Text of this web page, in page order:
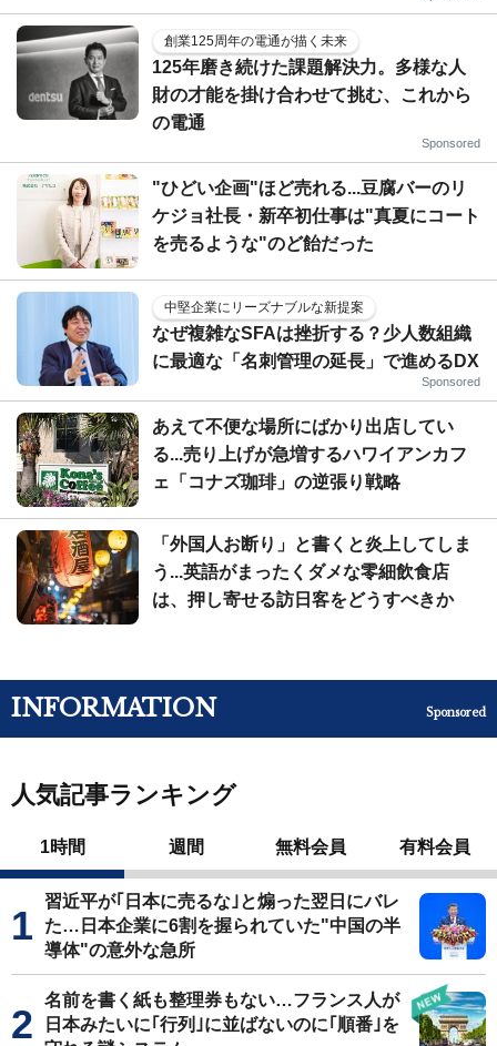
創業125周年の電通が描く未来
125年磨き続けた課題解決力。多様な人
財の才能を掛け合わせて挑む、これから
の電通
Sponsored
"ひどい企画"ほど売れる...豆腐バーのリ
ケジョ社長・新卒初仕事は"真夏にコート
を売るような"のど飴だった
中堅企業にリーズナブルな新提案
なぜ複雑なSFAは挫折する？少人数組織
に最適な「名刺管理の延長」で進めるDX
Sponsored
あえて不便な場所にばかり出店してい
る...売り上げが急増するハワイアンカフ
ェ「コナズ珈琲」の逆張り戦略
「外国人お断り」と書くと炎上してしま
う...英語がまったくダメな零細飲食店
は、押し寄せる訪日客をどうすべきか
INFORMATION Sponsored
人気記事ランキング
1時間 週間 無料会員 有料会員
習近平が｢日本に売るな｣と煽った翌日にバレ
た…日本企業に6割を握られていた"中国の半
導体"の意外な急所
名前を書く紙も整理券もない…フランス人が
日本みたいに｢行列｣に並ばないのに｢順番｣を